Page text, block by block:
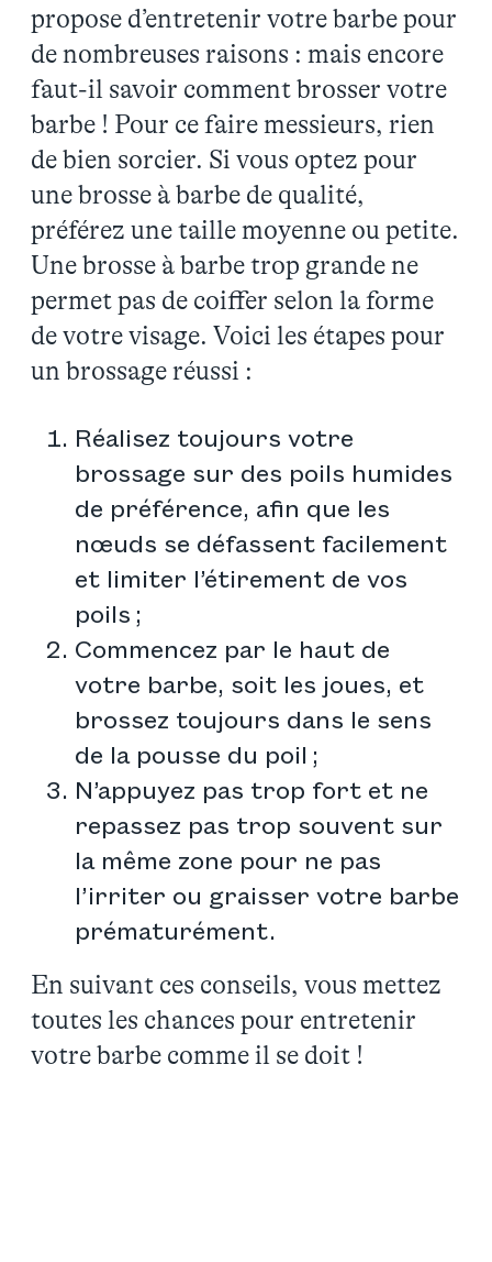
propose d’entretenir votre barbe pour
de nombreuses raisons : mais encore
faut-il savoir comment brosser votre
barbe ! Pour ce faire messieurs, rien
de bien sorcier. Si vous optez pour
une brosse à barbe de qualité,
préférez une taille moyenne ou petite.
Une brosse à barbe trop grande ne
permet pas de coiffer selon la forme
de votre visage. Voici les étapes pour
un brossage réussi :
Réalisez toujours votre
brossage sur des poils humides
de préférence, afin que les
nœuds se défassent facilement
et limiter l’étirement de vos
poils ;
Commencez par le haut de
votre barbe, soit les joues, et
brossez toujours dans le sens
de la pousse du poil ;
N’appuyez pas trop fort et ne
repassez pas trop souvent sur
la même zone pour ne pas
l’irriter ou graisser votre barbe
prématurément.
En suivant ces conseils, vous mettez
toutes les chances pour entretenir
votre barbe comme il se doit !